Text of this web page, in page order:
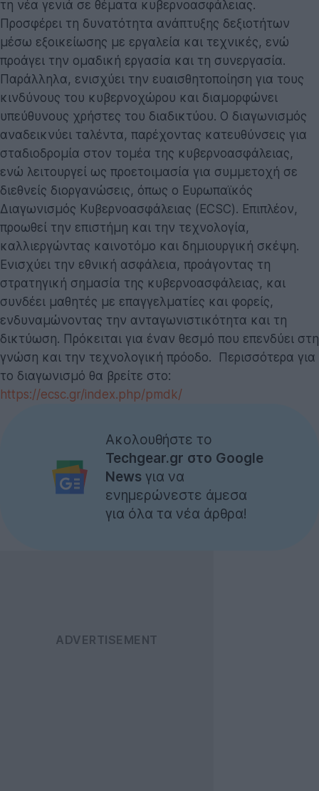
τη νέα γενιά σε θέματα κυβερνοασφάλειας.
Προσφέρει τη δυνατότητα ανάπτυξης δεξιοτήτων
μέσω εξοικείωσης με εργαλεία και τεχνικές, ενώ
προάγει την ομαδική εργασία και τη συνεργασία.
Παράλληλα, ενισχύει την ευαισθητοποίηση για τους
κινδύνους του κυβερνοχώρου και διαμορφώνει
υπεύθυνους χρήστες του διαδικτύου. Ο διαγωνισμός
αναδεικνύει ταλέντα, παρέχοντας κατευθύνσεις για
σταδιοδρομία στον τομέα της κυβερνοασφάλειας,
ενώ λειτουργεί ως προετοιμασία για συμμετοχή σε
διεθνείς διοργανώσεις, όπως ο Ευρωπαϊκός
Διαγωνισμός Κυβερνοασφάλειας (ECSC). Επιπλέον,
προωθεί την επιστήμη και την τεχνολογία,
καλλιεργώντας καινοτόμο και δημιουργική σκέψη.
Ενισχύει την εθνική ασφάλεια, προάγοντας τη
στρατηγική σημασία της κυβερνοασφάλειας, και
συνδέει μαθητές με επαγγελματίες και φορείς,
ενδυναμώνοντας την ανταγωνιστικότητα και τη
δικτύωση. Πρόκειται για έναν θεσμό που επενδύει στη
γνώση και την τεχνολογική πρόοδο. Περισσότερα για
το διαγωνισμό θα βρείτε στο:
https://ecsc.gr/index.php/pmdk/
Ακολουθήστε το
Techgear.gr στο Google
News για να
ενημερώνεστε άμεσα
για όλα τα νέα άρθρα!